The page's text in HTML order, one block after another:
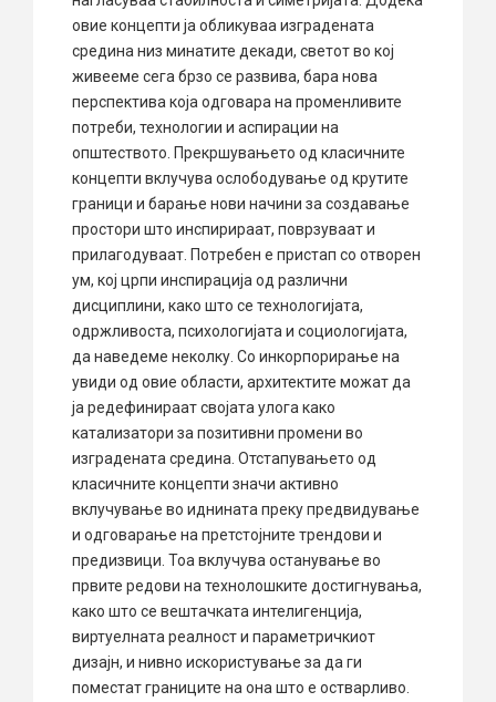
овие концепти ја обликуваа изградената
средина низ минатите декади, светот во кој
живееме сега брзо се развива, бара нова
перспектива која одговара на променливите
потреби, технологии и аспирации на
општеството. Прекршувањето од класичните
концепти вклучува ослободување од крутите
граници и барање нови начини за создавање
простори што инспирираат, поврзуваат и
прилагодуваат. Потребен е пристап со отворен
ум, кој црпи инспирација од различни
дисциплини, како што се технологијата,
одржливоста, психологијата и социологијата,
да наведеме неколку. Со инкорпорирање на
увиди од овие области, архитектите можат да
ја редефинираат својата улога како
катализатори за позитивни промени во
изградената средина. Отстапувањето од
класичните концепти значи активно
вклучување во иднината преку предвидување
и одговарање на претстојните трендови и
предизвици. Тоа вклучува останување во
првите редови на технолошките достигнувања,
како што се вештачката интелигенција,
виртуелната реалност и параметричкиот
дизајн, и нивно искористување за да ги
поместат границите на она што е остварливо.